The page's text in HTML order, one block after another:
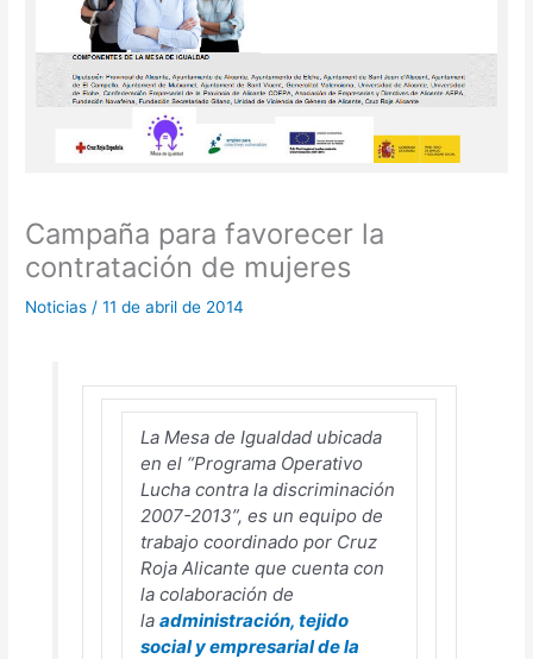
Campaña para favorecer la
contratación de mujeres
Noticias /11 de abril de 2014
La Mesa de Igualdad ubicada
en el “Programa Operativo
Lucha contra la discriminación
2007-2013”, es un equipo de
trabajo coordinado por Cruz
Roja Alicante que cuenta con
la colaboración de
la administración, tejido
social y empresarial de la